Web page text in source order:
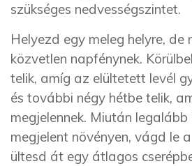
szükséges nedvességszintet.
Helyezd egy meleg helyre, de
közvetlen napfénynek.
telik, amíg az elültetett levél
és további négy hétbe telik,
megjelennek. Miután legalább
megjelent növényen, vágd le
ültesd át egy átlagos